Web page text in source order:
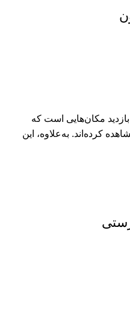
مکان‌هایی است که
کرده‌اند. به‌علاوه، این